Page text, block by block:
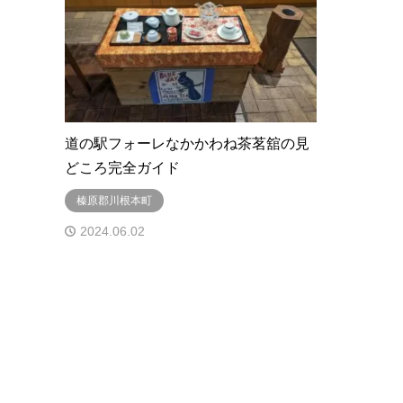
道の駅フォーレなかかわね茶茗舘の見
どころ完全ガイド
榛原郡川根本町
2024.06.02